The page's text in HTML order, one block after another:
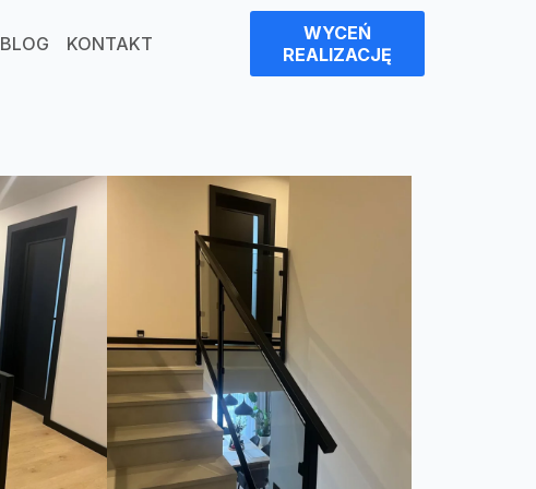
BLOG KONTAKT
WYCEŃ
REALIZACJĘ